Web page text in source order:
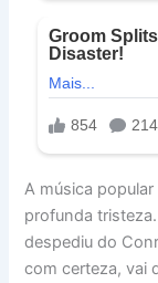
A música
profunda
despediu do
com certeza, vai